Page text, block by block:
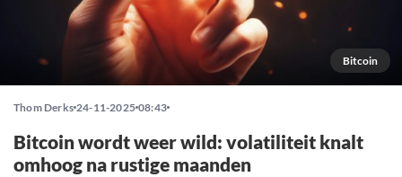
Bitcoin
Thom Derks 24-11-2025 08:43
Bitcoin wordt weer wild: volatiliteit knalt
omhoog na rustige maanden